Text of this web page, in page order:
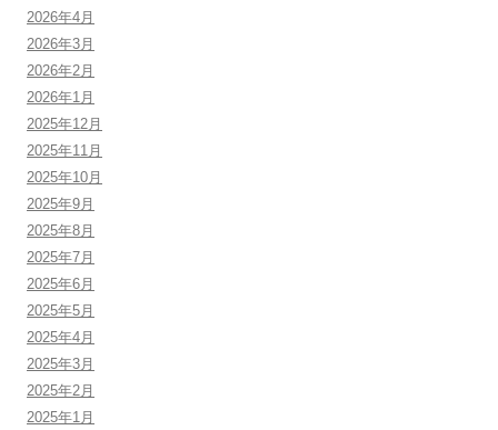
2026年4月
2026年3月
2026年2月
2026年1月
2025年12月
2025年11月
2025年10月
2025年9月
2025年8月
2025年7月
2025年6月
2025年5月
2025年4月
2025年3月
2025年2月
2025年1月